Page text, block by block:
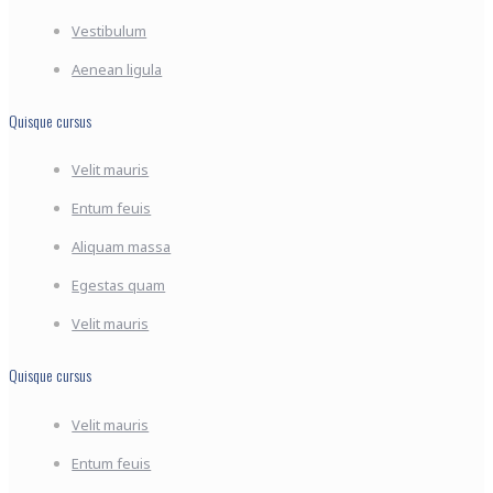
Vestibulum
Aenean ligula
Quisque cursus
Velit mauris
Entum feuis
Aliquam massa
Egestas quam
Velit mauris
Quisque cursus
Velit mauris
Entum feuis